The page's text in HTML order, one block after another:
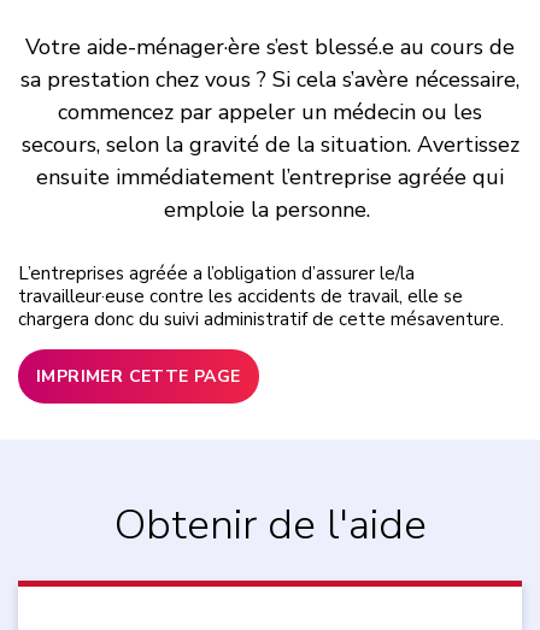
Votre aide-ménager·ère s’est blessé.e au cours de
sa prestation chez vous ? Si cela s’avère nécessaire,
commencez par appeler un médecin ou les
secours, selon la gravité de la situation. Avertissez
ensuite immédiatement l’entreprise agréée qui
emploie la personne.
L’entreprises agréée a l’obligation d’assurer le/la
travailleur·euse contre les accidents de travail, elle se
chargera donc du suivi administratif de cette mésaventure.
IMPRIMER CETTE PAGE
Obtenir de l'aide